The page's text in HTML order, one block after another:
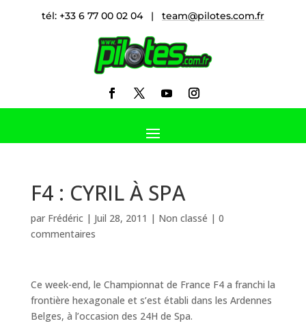
tél: +33 6 77 00 02 04 | team@pilotes.com.fr
F4 : CYRIL À SPA
par Frédéric| Juil 28, 2011 | Non classé | 0
commentaires
Ce week-end, le Championnat de France F4 a franchi la
frontière hexagonale et s’est établi dans les Ardennes
Belges, à l’occasion des 24H de Spa.